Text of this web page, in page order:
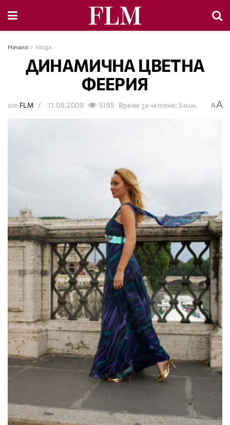
Начало Мода
ДИНАМИЧНА ЦВЕТНА
ФЕЕРИЯ
от FLM 11.08.2009 5195 Време за четене: 3 мин. AA